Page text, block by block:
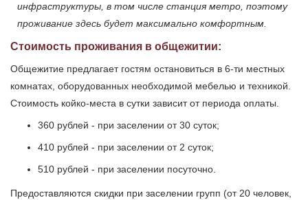
инфраструктуры, в том числе станция метро, поэтому
проживание здесь будет максимально комфортным.
Стоимость проживания в общежитии:
Общежитие предлагает гостям остановиться в 6-ти местных
комнатах, оборудованных необходимой мебелью и техникой.
Стоимость койко-места в сутки зависит от периода оплаты.
360 рублей - при заселении от 30 суток;
410 рублей - при заселении от 2 суток;
510 рублей - при заселении посуточно.
Предоставляются скидки при заселении групп (от 20 человек,